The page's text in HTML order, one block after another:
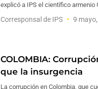
explicó a IPS el científico armenio
Corresponsal de IPS 9
COLOMBIA:
que la insurgencia
La corrupción en Colombia, que